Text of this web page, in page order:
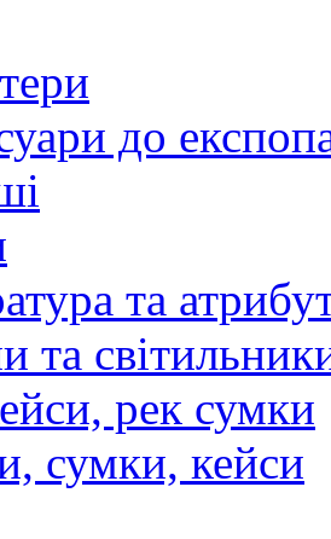
до
та
та
рек сумки
сумки, кейси